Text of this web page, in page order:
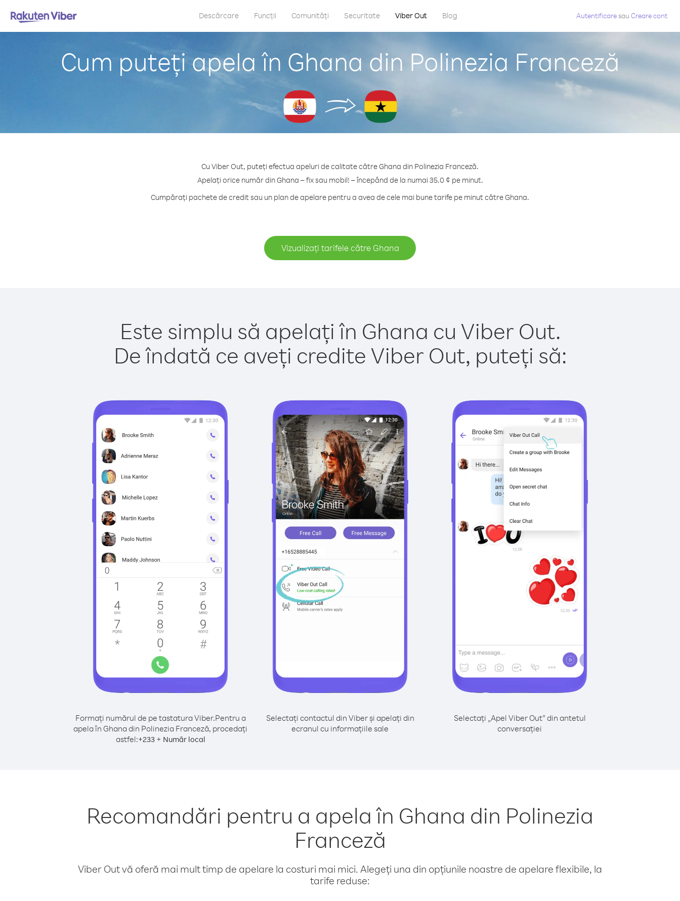
Descărcare Funcții Comunități Securitate Viber Out Blog Autentificaresau Creare cont
Cum puteți apela în Ghana din Polinezia Franceză
Cu Viber Out, puteți efectua apeluri de calitate către Ghana din Polinezia Franceză.
Apelați orice număr din Ghana – fix sau mobil! – începând de la numai 35.0 ¢ pe minut.
Cumpărați pachete de credit sau un plan de apelare pentru a avea de cele mai bune tarife pe minut către Ghana.
Vizualizați tarifele către Ghana
Este simplu să apelați în Ghana cu Viber Out.
De îndată ce aveți credite Viber Out, puteți să:
Formați numărul de pe tastatura Viber.Pentru a
apela în Ghana din Polinezia Franceză, procedați
astfel:+233+ Număr local
Selectați contactul din Viber și apelați din
ecranul cu informațiile sale
Selectați „Apel Viber Out” din antetul
conversației
Recomandări pentru a apela în Ghana din Polinezia
Franceză
Viber Out vă oferă mai mult timp de apelare la costuri mai mici. Alegeți una din opțiunile noastre de apelare flexibile, la
tarife reduse: